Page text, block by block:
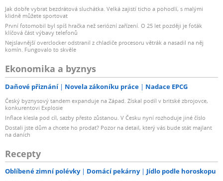
Jak dobře vybrat bezdrátová sluchátka. Velká zajistí ticho a pohodlí, s malými
klidně můžete sportovat
První fotomobil byl spíš hračka než seriózní zařízení. O 25 let později je foťák
klíčová část výbavy telefonů
Nejslavnější overclocker odstranil z chladiče procesoru větrák a nasadil na něj
komín. Fungovalo to skvěle
Ekonomika a byznys
Daňové přiznání Novela zákoníku práce Nadace EPCG
Český byznysový tandem expanduje na Západ. Získal podíl v britské zbrojovce,
konkurentovi Explosie
Inflace klesla pod cíl, sazby přesto zůstanou. V Česku nyní rozhoduje jiné číslo
Dostali jste dům a chcete ho prodat? Pozor na detail, který vás bude stát majlant
na daních
Recepty
Oblíbené zimní polévky Domácí pekárny Jídlo podle horoskopu